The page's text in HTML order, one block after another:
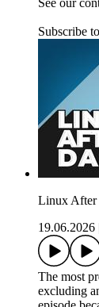
See our
Subscribe
Linux After
19.06.2026
The most
excluding